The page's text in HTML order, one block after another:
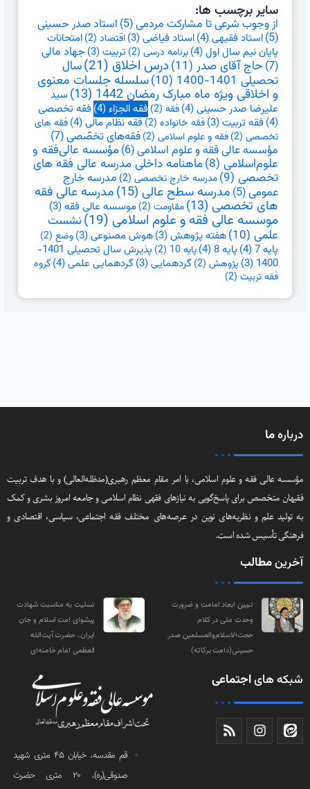
سایر برچسب ها:
از وجوب شرعی تا مشارکت مردمی(5)
استاد صدر حسینی
(5)
استاد فقیهی(4) استاد فیاضی(3) اقتصاد (2)
امتحانات
پایان نیم سال اول(4) برنامه درسی (2) تربیت(3)
جهاد مالی
(7)
حاج آقای صدر (11) درس اخلاق (21) سال
تحصیلی 1401-1400 (10) سلسله جلسات معنوی
و اخلاقی ویژه ماه مبارک رمضان 1442 (13)
سید
علیرضا صدر حسینی(4) فقه (2) فقه الجزاء(4)
فقه تخصصی
(4)
فقه تربیت(3) فقه خانواده (2) فقه نظام مالی(4)
فقه های
تخصصی (2) فقه و علوم اسلامی (2) فقه‌های تخصّصی(7)
مؤسسه عالی فقه و علوم اسلامی(6) مؤسسه عالی‌فقه و
علوم‌اسلامی (8) ماهنامه داخلی مدرسه عالی فقه های
تخصصی (9) مدرسه خارج تخصصی (2)
مدرسه خارج
عمومی(5) مدرسه سطح عالی (15) مدرسه عالی فقه
های تخصصی (13) مقاومت (2) موسسه عالی فقه(3)
موسسه عالی فقه و علوم اسلامی (19) نشست
علمی (10) هفته پژوهش(3) هوش مصنوعی(3) وضع (2)
پایه 7 (4) پایه 8 (4) پایه 10 (2)
پذیرش سال تحصیلی 1401-
1400
(3) پژوهش (2) گردهمایی(3) گردهمایی علمی(4)
گروه
فقه تربیت (2)
دربارهما
مؤسسه عالی فقه و علوم اسلامی، با امر مقام معظم رهبری(مد‌ظله‌العالی) و با هدف تربیت
فقیهان متخصص برای پاسخ‌گویی به نیازهای فقهی نظام اسلامی و جامعه امروز بشری و کمک
به تولید علم و نظریه‌های نوین در عرصه‌های مختلف فقه اجتماعی‌، سیاسی‌، اقتصادی و
فرهنگی تأسیس شده است.
آخرینمطالب
تبیین ابعاد امامت و ضرورت
وحدت ملی در کلام
حجت‌الاسلام‌والمسلمین صدر
حسینی(دامت‌ برکاته)
تسلیت به مناسبت شهادت
پیشوای امت اسلام و جان
ایران، حضرت آیت‌الله
العظمی امام خامنه‌ای
شبکه هایاجتماعی
قم مقدسه، خیابان 45 متری شهید
صدوقی(ره)، 20 متری حضرت